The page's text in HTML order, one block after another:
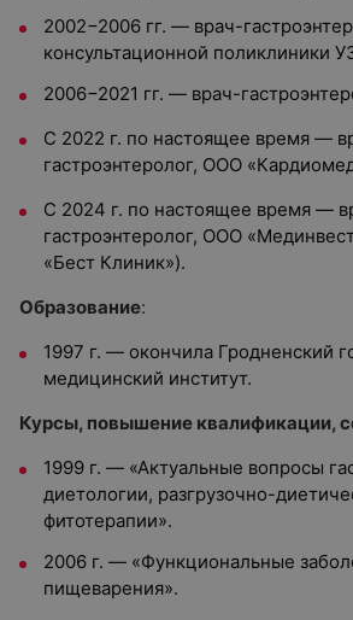
2002−2006 гг. — врач-
консультационной поликлиники
2006−2021 гг. — врач-
С 2022 г. по настоящее время —
гастроэнтеролог, ООО
С 2024 г. по настоящее время —
гастроэнтеролог, ООО
«Бест Клиник»).
Образование:
1997 г. — окончила Гродненский
медицинский институт.
Курсы, повышение квалификации,
1999 г. — «Актуальные вопросы
диетологии, разгрузочно-
фитотерапии».
2006 г. — «Функциональные
пищеварения».